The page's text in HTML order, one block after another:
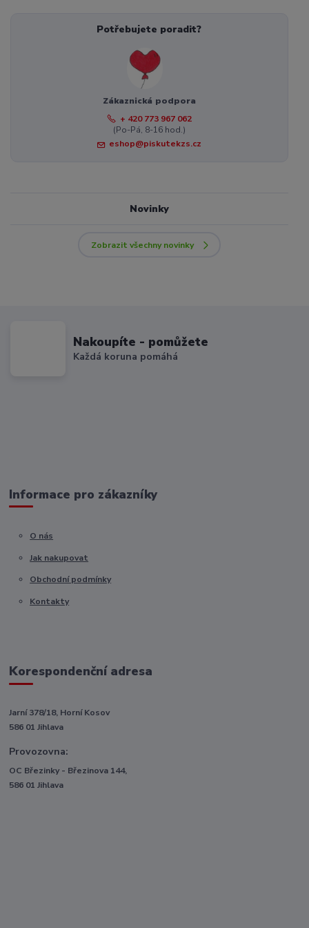
Potřebujete poradit?
Zákaznická podpora
+ 420 773 967 062
(Po-Pá, 8-16 hod.)
eshop@piskutekzs.cz
Novinky
Zobrazit všechny novinky
Nakoupíte - pomůžete
Každá koruna pomáhá
Informace pro zákazníky
O nás
Jak nakupovat
Obchodní podmínky
Kontakty
Korespondenční adresa
Jarní 378/18, Horní Kosov
586 01 Jihlava
Provozovna:
OC Březinky - Březinova 144,
586 01 Jihlava